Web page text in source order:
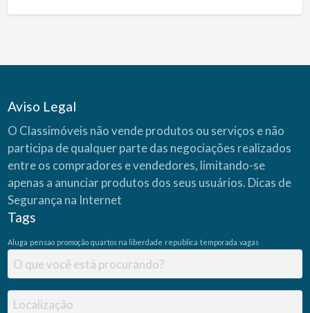
Aviso Legal
O Classimóveis não vende produtos ou serviços e não
participa de qualquer parte das negociações realizados
entre os compradores e vendedores, limitando-se
apenas a anunciar produtos dos seus usuários. Dicas de
Segurança na Internet
Tags
Aluga pensao promoção quartos na liberdade republica temporada vagas